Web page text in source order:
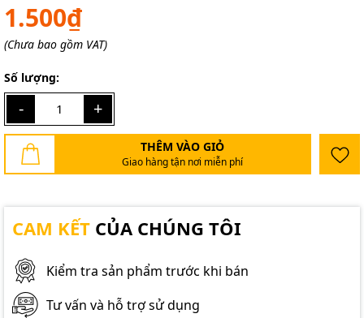
1.500₫
(Chưa bao gồm VAT)
Số lượng:
- +
THÊM VÀO GIỎ
Giao hàng tận nơi miễn phí
CAM KẾT CỦA CHÚNG TÔI
Kiểm tra sản phẩm trước khi bán
Tư vấn và hỗ trợ sử dụng